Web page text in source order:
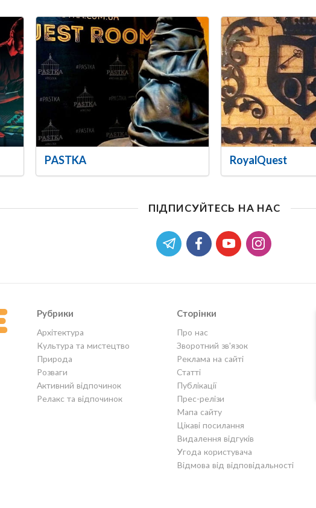
PASTKA RoyalQuest
ПІДПИСУЙТЕСЬ НА НАС
Рубрики
Архітектура
Культура та мистецтво
Природа
Розваги
Активний відпочинок
Релакс та відпочинок
Сторінки
Про нас
Зворотний зв'язок
Реклама на сайті
Статті
Публікації
Прес-релізи
Мапа сайту
Цікаві посилання
Видалення відгуків
Угода користувача
Відмова від відповідальності